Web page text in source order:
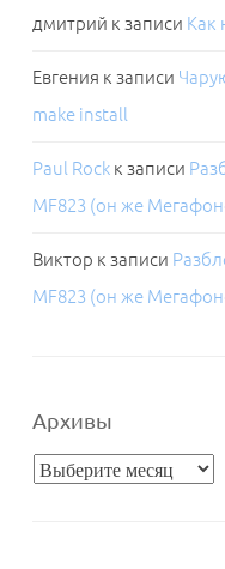
дмитрий к записи Как
Евгения к записи
make install
Paul Rock к записи
MF823 (он же
Виктор к записи
MF823 (он же
Архивы
Архивы